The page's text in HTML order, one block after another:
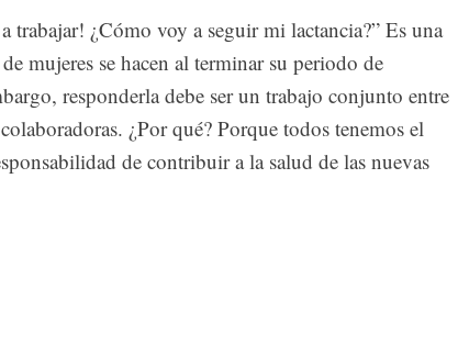
a trabajar! ¿Cómo voy a seguir mi lactancia?” Es una
mujeres se hacen al terminar su periodo de
responderla debe ser un trabajo conjunto entre
¿Por qué? Porque todos tenemos el
de contribuir a la salud de las nuevas